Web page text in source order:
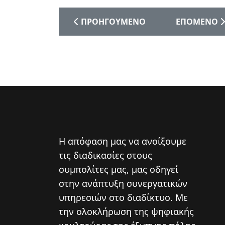
ΠΡΟΗΓΟΎΜΕΝΟ ΆΡΘΡΟ:
ΠΡΟΗΓΟΎΜΕΝΟ ΕΠΌΜΕΝΟ
ΕΠΌΜΕΝΟ
Η απόφαση μας να ανοίξουμε
τις διαδικασίες στους
συμπολίτες μας, μας οδηγεί
στην ανάπτυξη συνεργατικών
υπηρεσιών στο διαδίκτυο. Mε
την ολοκλήρωση της ψηφιακής